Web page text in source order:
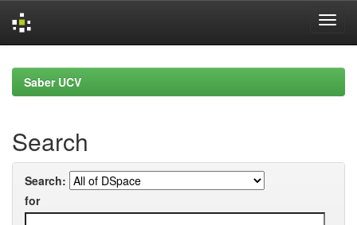
navigationSaber UCV
Search
Search:
for